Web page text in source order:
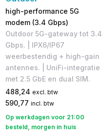
high-performance 5G
modem (3.4 Gbps)
Outdoor 5G-gateway tot 3.4
Gbps. | IPX6/IP67
weerbestendig + high-gain
antennes. | UniFi-integratie
met 2.5 GbE en dual SIM.
488,24 excl. btw
590,77 incl. btw
Op werkdagen voor 21:00
besteld, morgen in huis